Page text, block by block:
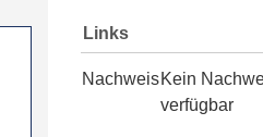
Links
NachweisKein
verfügbar